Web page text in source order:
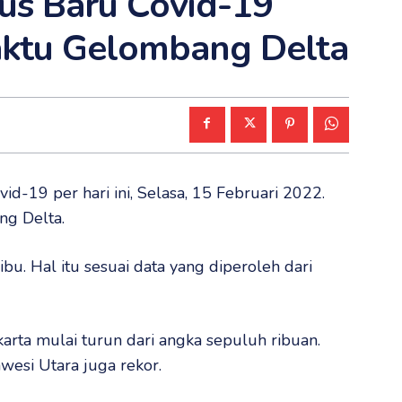
Gelombang Delta
19 per hari ini, Selasa, 15 Februari 2022.
Delta.
Hal itu sesuai data yang diperoleh dari
mulai turun dari angka sepuluh ribuan.
Utara juga rekor.